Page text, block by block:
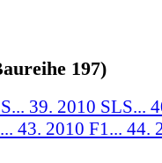
197)
39. 2010 SLS...
43. 2010 F1... 44.